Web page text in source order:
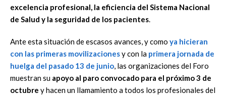
excelencia profesional, la eficiencia del Sistema Nacional
de Salud y la seguridad de los pacientes.
Ante esta situación de escasos avances, y como ya hicieran
con las primeras movilizacionesy con la primera jornada de
huelga del pasado 13 de junio, las organizaciones del Foro
muestran su apoyo al paro convocado para el próximo 3 de
octubre y hacen un llamamiento a todos los profesionales del